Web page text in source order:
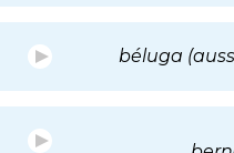
béluga